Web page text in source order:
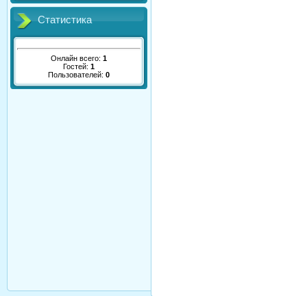
Статистика
Онлайн всего: 1
Гостей: 1
Пользователей: 0